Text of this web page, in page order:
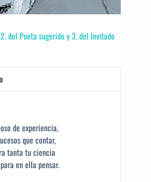
del Poeta sugerido y 3. del Invitado
de experiencia,
que contar,
tanta tu ciencia
en ella pensar.